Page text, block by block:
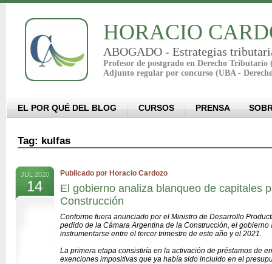
HORACIO
ABOGADO - Estrategias
Profesor de postgrado en Derecho Tributario
Adjunto regular por concurso (UBA -
EL POR QUÉ DEL BLOG CURSOS PRENSA
Tag: kulfas
JUL 2020
14
Publicado por Horacio Cardozo
El gobierno analiza blanqueo de capitales
Construcción
Conforme fuera anunciado por el Ministro de Desarrollo
pedido de la Cámara Argentina de la Construcción, el
instrumentarse entre el tercer trimestre de este año y el 2021.
La primera etapa consistiría en la activación de préstamos de
exenciones impositivas que ya había sido incluido en el